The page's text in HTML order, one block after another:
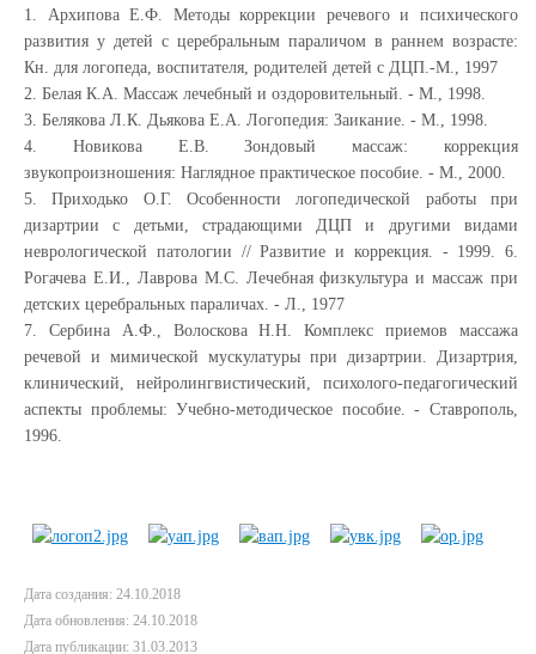
1. Архипова Е.Ф. Методы коррекции речевого и психического
развития у детей с церебральным параличом в раннем возрасте:
Кн. для логопеда, воспитателя, родителей детей с ДЦП.-М., 1997
2. Белая К.А. Массаж лечебный и оздоровительный. - М., 1998.
3. Белякова Л.К. Дьякова Е.А. Логопедия: Заикание. - М., 1998.
4. Новикова Е.В. Зондовый массаж: коррекция
звукопроизношения: Наглядное практическое пособие. - М., 2000.
5. Приходько О.Г. Особенности логопедической работы при
дизартрии с детьми, страдающими ДЦП и другими видами
неврологической патологии // Развитие и коррекция. - 1999. 6.
Рогачева Е.И., Лаврова М.С. Лечебная физкультура и массаж при
детских церебральных параличах. - Л., 1977
7. Сербина А.Ф., Волоскова Н.Н. Комплекс приемов массажа
речевой и мимической мускулатуры при дизартрии. Дизартрия,
клинический, нейролингвистический, психолого-педагогический
аспекты проблемы: Учебно-методическое пособие. - Ставрополь,
1996.
Дата создания: 24.10.2018
Дата обновления: 24.10.2018
Дата публикации: 31.03.2013